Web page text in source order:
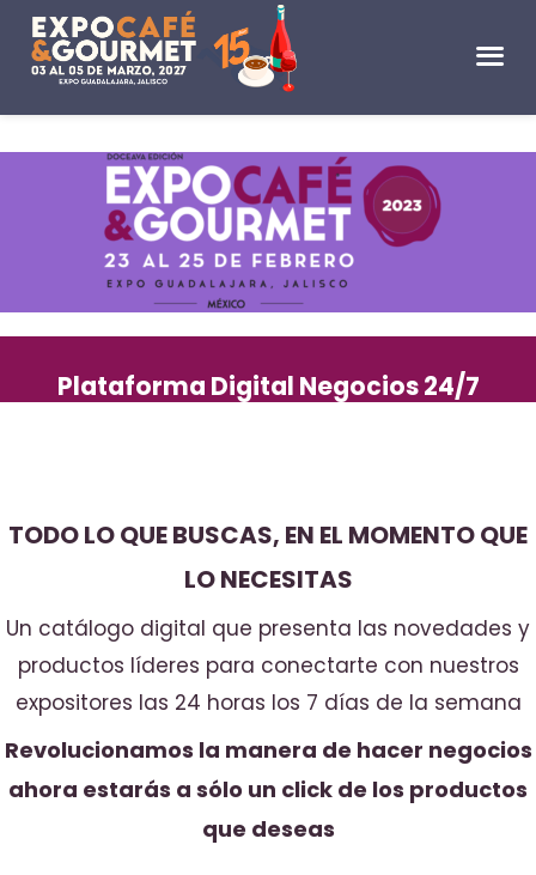
Plataforma Digital Negocios 24/7
TODO LO QUE BUSCAS, EN EL MOMENTO QUE
LO NECESITAS
Un catálogo digital que presenta las novedades y
productos líderes para conectarte con nuestros
expositores las 24 horas los 7 días de la semana
Revolucionamos la manera de hacer negocios
ahora estarás a sólo un click de los productos
que deseas